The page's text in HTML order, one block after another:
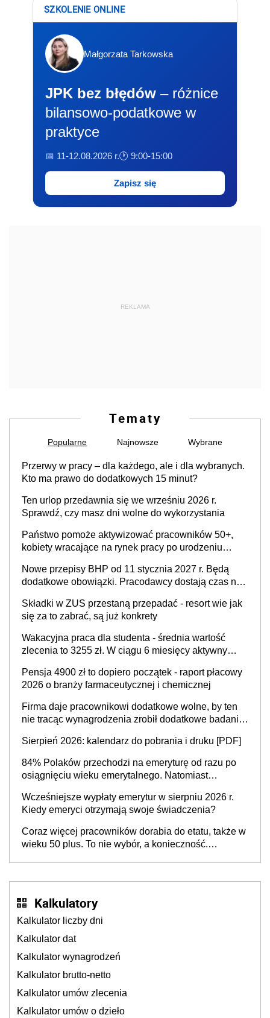
SZKOLENIE ONLINE
Małgorzata Tarkowska
JPK bez błędów – różnice
bilansowo-podatkowe w
praktyce
📅 11-12.08.2026 r.🕐 9:00-15:00
Zapisz się
REKLAMA
Tematy
Popularne Najnowsze Wybrane
Przerwy w pracy – dla każdego, ale i dla wybranych.
Kto ma prawo do dodatkowych 15 minut?
Ten urlop przedawnia się we wrześniu 2026 r.
Sprawdź, czy masz dni wolne do wykorzystania
Państwo pomoże aktywizować pracowników 50+,
kobiety wracające na rynek pracy po urodzeniu
neuroatypowe. Powstanie Fundusz na rzecz
Inkluzywności w Zatrudnianiu?
Nowe przepisy BHP od 11 stycznia 2027 r. Będą
dodatkowe obowiązki. Pracodawcy dostają czas na
Składki w ZUS przestaną przepadać - resort wie jak
się za to zabrać, są już konkrety
Wakacyjna praca dla studenta - średnia wartość
zlecenia to 3255 zł. W ciągu 6 miesięcy aktywny
Pensja 4900 zł to dopiero początek - raport płacowy
2026 o branży farmaceutycznej i chemicznej
Firma daje pracownikowi dodatkowe wolne, by ten
nie tracąc wynagrodzenia zrobił dodatkowe badania.
Sierpień 2026: kalendarz do pobrania i druku [PDF]
84% Polaków przechodzi na emeryturę od razu po
osiągnięciu wieku emerytalnego. Natomiast
stanie? Pracownicy 45+ to siła napędowa
gospodarki
Wcześniejsze wypłaty emerytur w sierpniu 2026 r.
Kiedy emeryci otrzymają swoje świadczenia?
Coraz więcej pracowników dorabia do etatu, także w
wieku 50 plus. To nie wybór, a konieczność.
Kalkulatory
Kalkulator liczby dni
Kalkulator dat
Kalkulator wynagrodzeń
Kalkulator brutto-netto
Kalkulator umów zlecenia
Kalkulator umów o dzieło